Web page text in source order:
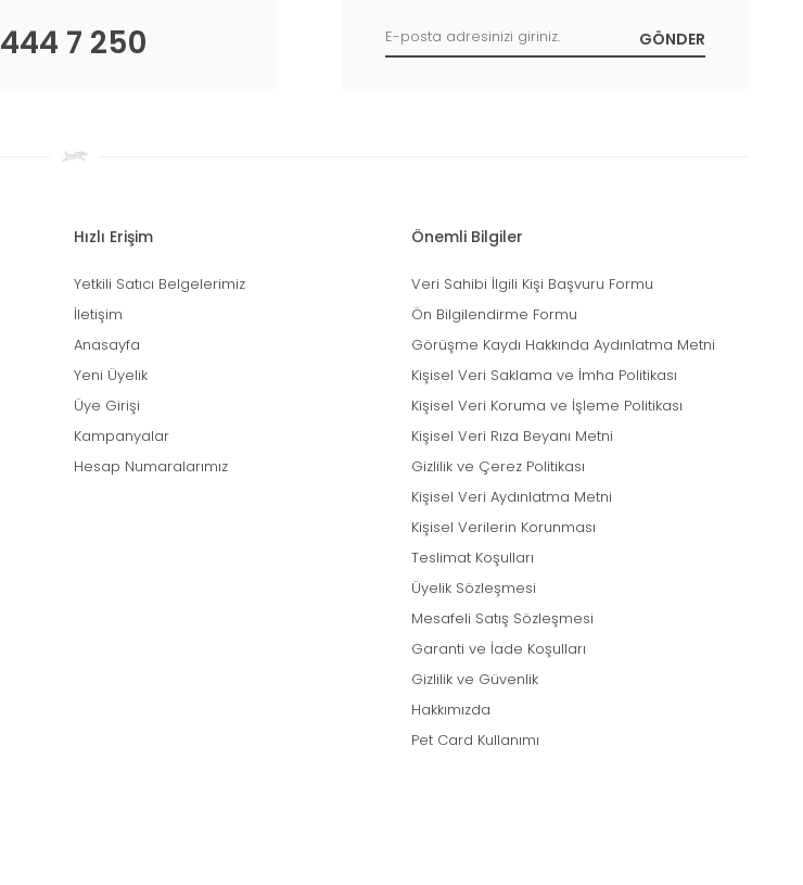
444 7 250
Hızlı Erişim
Yetkili Satıcı Belgelerimiz
İletişim
Anasayfa
Yeni Üyelik
Üye Girişi
Kampanyalar
Hesap Numaralarımız
Önemli Bilgiler
Veri Sahibi İlgili Kişi Başvuru Formu
Ön Bilgilendirme Formu
Görüşme Kaydı Hakkında Aydınlatma Metni
Kişisel Veri Saklama ve İmha Politikası
Kişisel Veri Koruma ve İşleme Politikası
Kişisel Veri Rıza Beyanı Metni
Gizlilik ve Çerez Politikası
Kişisel Veri Aydınlatma Metni
Kişisel Verilerin Korunması
Teslimat Koşulları
Üyelik Sözleşmesi
Mesafeli Satış Sözleşmesi
Garanti ve İade Koşulları
Gizlilik ve Güvenlik
Hakkımızda
Pet Card Kullanımı